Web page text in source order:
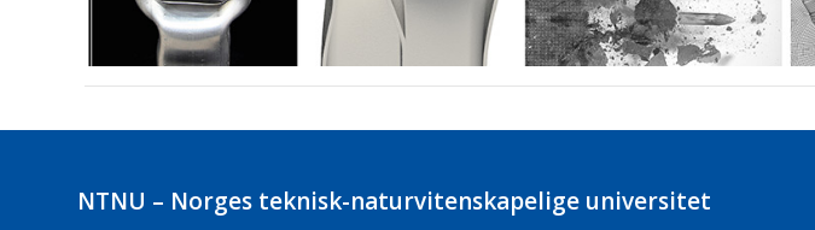
NTNU – Norges teknisk-naturvitenskapelige universitet